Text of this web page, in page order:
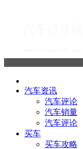
汽车资讯
汽车评论
汽车销量
汽车评论
买车
买车攻略